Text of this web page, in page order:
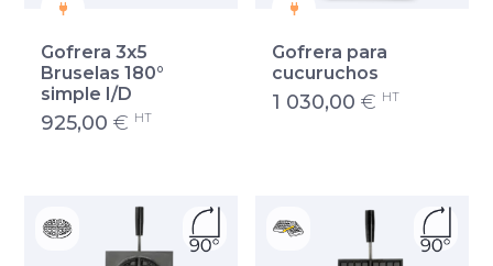
Gofrera 3x5
Bruselas 180°
simple I/D
925,00 € HT
Gofrera para
cucuruchos
1 030,00 € HT